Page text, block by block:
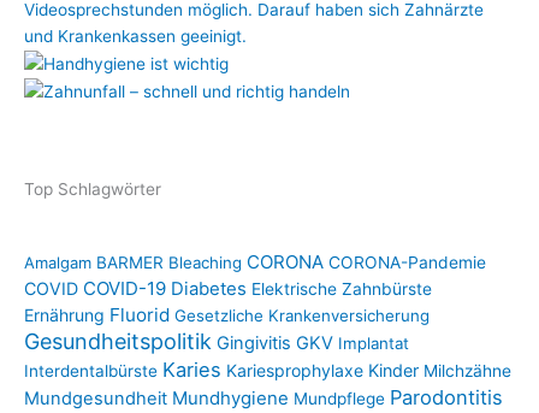
Top Schlagwörter
Amalgam BARMER Bleaching CORONA CORONA-Pandemie
COVID COVID-19 Diabetes Elektrische Zahnbürste
Ernährung Fluorid Gesetzliche Krankenversicherung
Gesundheitspolitik Gingivitis GKV Implantat
Interdentalbürste Karies Kariesprophylaxe Kinder Milchzähne
Mundgesundheit Mundhygiene Mundpflege Parodontitis